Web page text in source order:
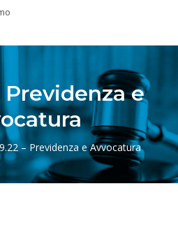
Previdenza e
– Previdenza e Avvocatura